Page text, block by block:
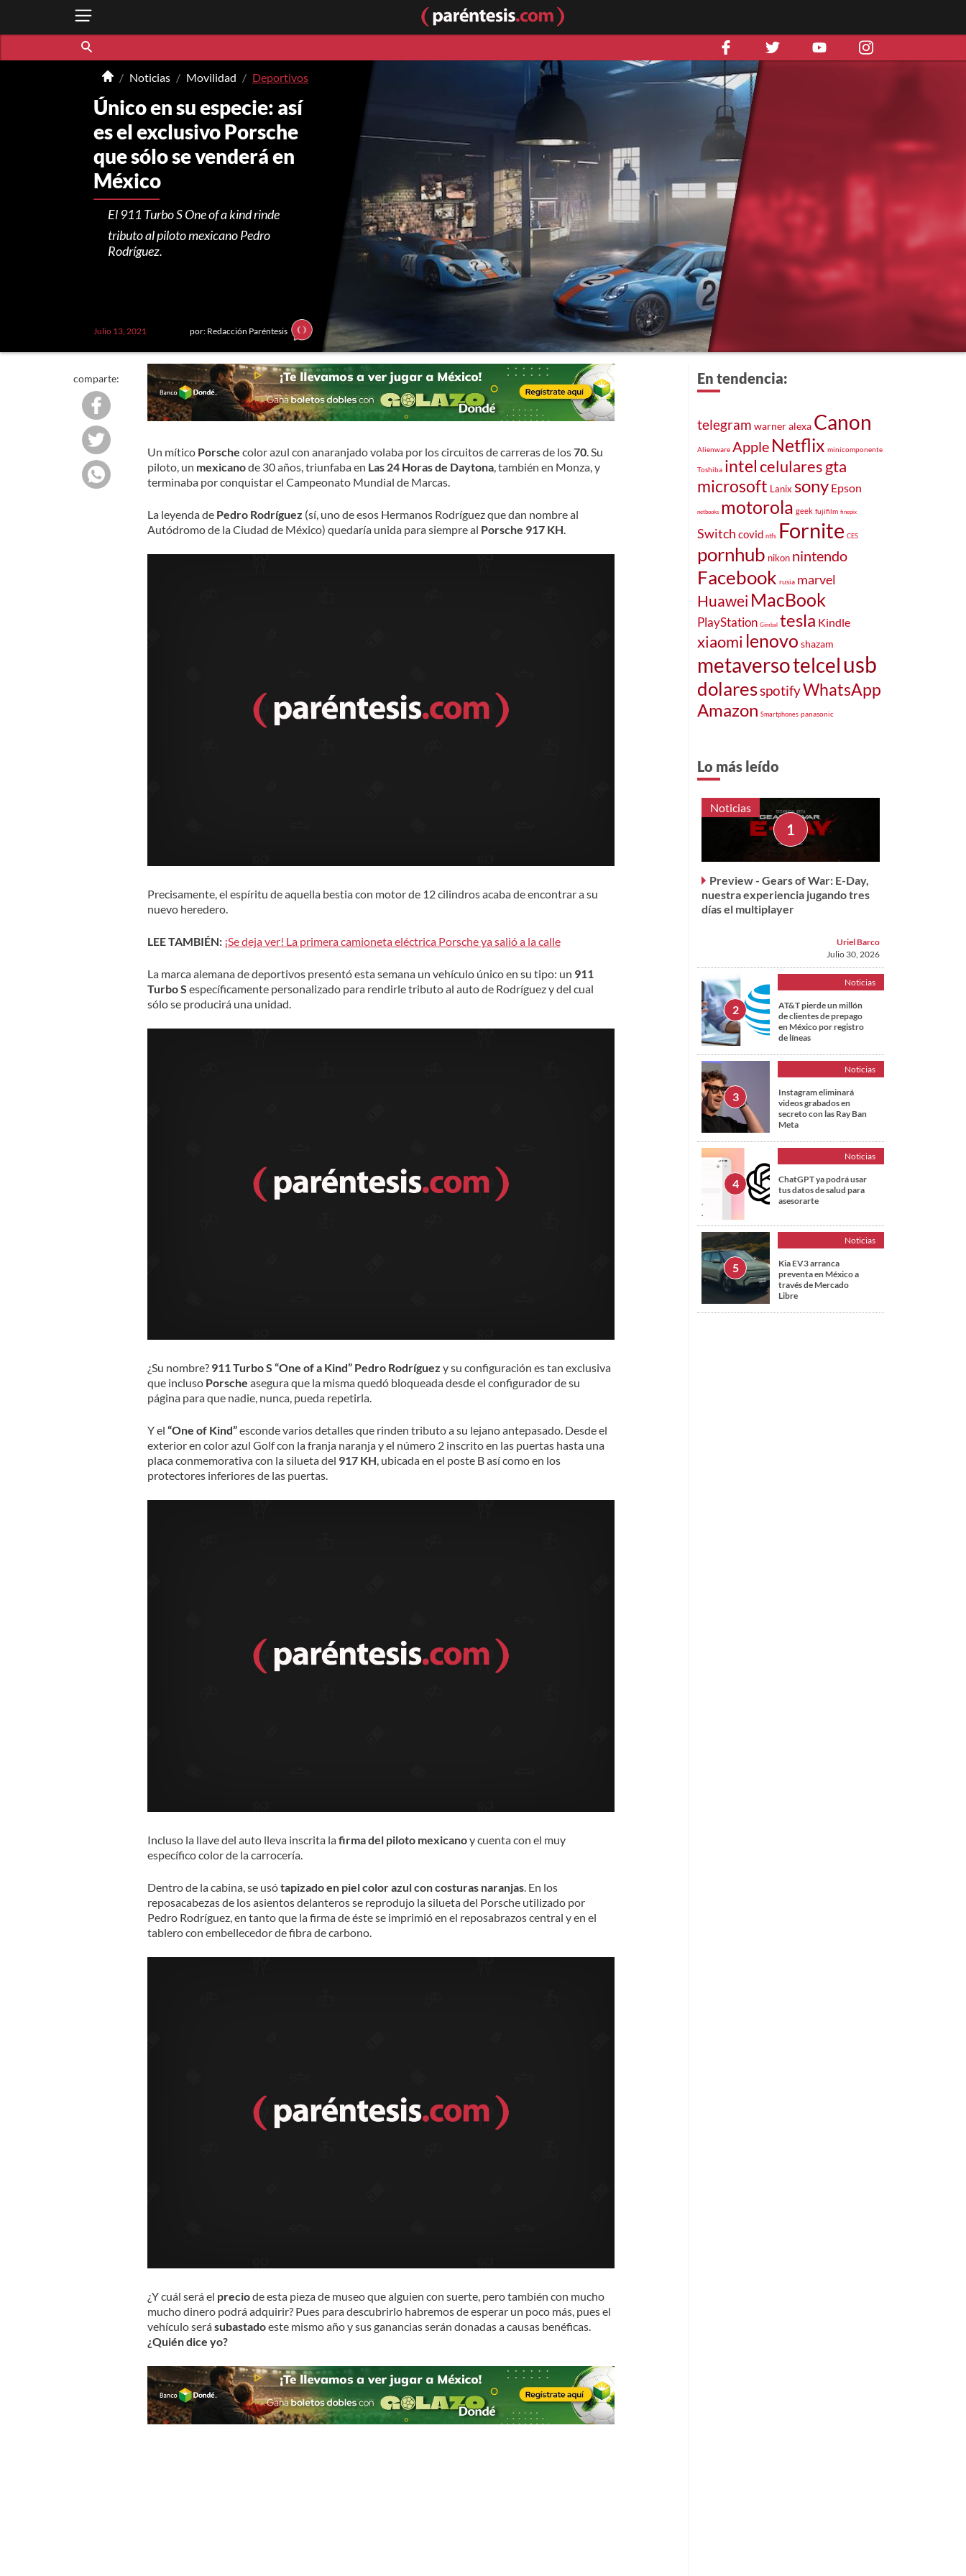
Noticias Movilidad Deportivos
Único en su especie: así
es el exclusivo Porsche
que sólo se venderá en
México
El 911 Turbo S One of a kind rinde
tributo al piloto mexicano Pedro
Rodríguez.
Julio 13, 2021 por: Redacción Paréntesis
comparte:
Un mítico Porsche color azul con anaranjado volaba por los circuitos de carreras de los70. Su
piloto, un mexicanode 30 años, triunfaba en Las 24 Horas de Daytona, también en Monza, y
terminaba por conquistar el Campeonato Mundial de Marcas.
La leyenda de Pedro Rodríguez (sí, uno de esos Hermanos Rodríguez que dan nombre al
Autódromo de la Ciudad de México) quedaría unida para siempre al Porsche 917 KH.
Precisamente, el espíritu de aquella bestia con motor de 12 cilindros acaba de encontrar a su
nuevo heredero.
LEE TAMBIÉN: ¡Se deja ver! La primera camioneta eléctrica Porsche ya salió a la calle
La marca alemana de deportivos presentó esta semana un vehículo único en su tipo: un 911
Turbo S específicamente personalizado para rendirle tributo al auto de Rodríguez y del cual
sólo se producirá una unidad.
¿Su nombre? 911 Turbo S “One of a Kind” Pedro Rodríguez y su configuración es tan exclusiva
que incluso Porsche asegura que la misma quedó bloqueada desde el configurador de su
página para que nadie, nunca, pueda repetirla.
Y el “One of Kind”esconde varios detalles que rinden tributo a su lejano antepasado. Desde el
exterior en color azul Golf con la franja naranja y el número 2 inscrito en las puertas hasta una
placa conmemorativa con la silueta del 917 KH, ubicada en el poste B así como en los
protectores inferiores de las puertas.
Incluso la llave del auto lleva inscrita lafirma del piloto mexicanoy cuenta con el muy
específico color de la carrocería.
Dentro de la cabina, se usótapizado en piel color azul con costuras naranjas. En los
reposacabezas de los asientos delanteros se reprodujo la silueta del Porsche utilizado por
Pedro Rodríguez, en tanto que la firma de éste se imprimió en el reposabrazos central y en el
tablero con embellecedor de fibra de carbono.
¿Y cuál será el preciode esta pieza de museo que alguien con suerte, pero también con mucho
mucho dinero podrá adquirir? Pues para descubrirlo habremos de esperar un poco más, pues el
vehículo serásubastadoeste mismo año y sus ganancias serán donadas a causas benéficas.
¿Quién dice yo?
En tendencia:
telegram warneralexa Canon
Alienware Apple Netflix minicomponente
Toshiba intelcelularesgta
microsoft Lanix sony Epson
netbooks motorola geek fujifilm finepix
Switch covid ntfs Fornite CES
pornhub nikon nintendo
Facebook rusia marvel
Huawei MacBook
PlayStation Gimbal tesla Kindle
xiaomi lenovo shazam
metaversotelcelusb
dolaresspotifyWhatsApp
Amazon Smartphones panasonic
Lo más leído
Noticias
Preview - Gears of War: E-Day,
nuestra experiencia jugando tres
días el multiplayer
Uriel Barco
Julio 30, 2026
Noticias
AT&T pierde un millón
de clientes de prepago
en México por registro
de líneas
Noticias
Instagram eliminará
videos grabados en
secreto con las Ray Ban
Meta
Noticias
ChatGPT ya podrá usar
tus datos de salud para
asesorarte
Noticias
Kia EV3 arranca
preventa en México a
través de Mercado
Libre